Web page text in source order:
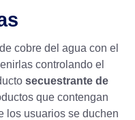
cobre del agua con el
controlando el
secuestrante de
que contengan
los usuarios se duchen